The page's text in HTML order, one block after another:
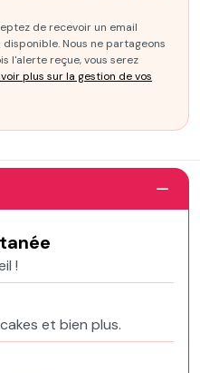
de recevoir un email
Nous ne partageons
l'alerte reçue, vous serez
plus sur la gestion de vos
!
et bien plus.